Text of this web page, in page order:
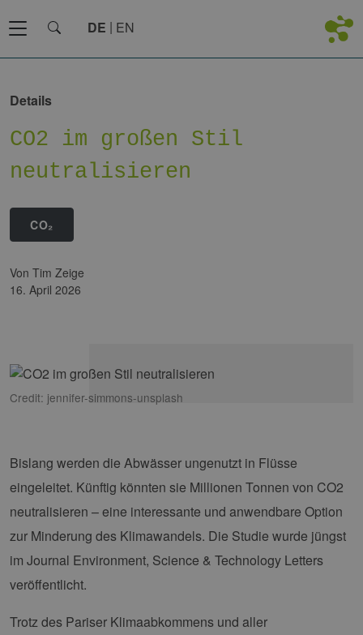
DE EN
Details
CO2 im großen Stil
neutralisieren
CO₂
Credit: jennifer-simmons-unsplash
Bislang werden die Abwässer ungenutzt in Flüsse
eingeleitet. Künftig könnten sie Millionen Tonnen von CO2
neutralisieren – eine interessante und anwendbare Option
zur Minderung des Klimawandels. Die Studie wurde jüngst
im Journal Environment, Science & Technology Letters
veröffentlicht.
Trotz des Pariser Klimaabkommens und aller
von Tim Zeige
16. April 2026